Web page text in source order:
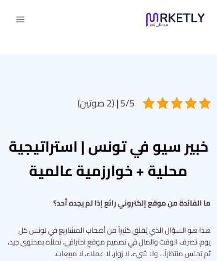
5/5 | (2 صوتين)
خبير سيو في تونس | استراتيجية
محلية + خوارزمية عالمية
ما الفائدة من موقع إلكتروني رائع إذا لم يجده أحد؟
هذا هو السؤال الذي يُقلق كثيراً من أصحاب المشاريع في تونس كل
يوم. تصرف الوقت والمال في تصميم موقعٍ احترافي، تملأه بمحتوى جيد،
ثم تجلس منتظراً… ولا شيء. لا زوار، لا عملاء، لا مبيعات.